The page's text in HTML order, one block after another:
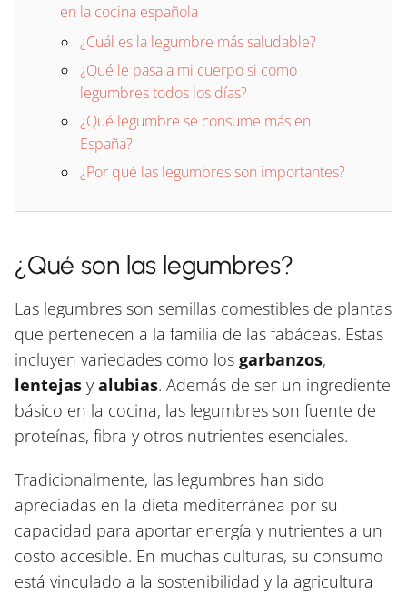
en la cocina española
¿Cuál es la legumbre más saludable?
¿Qué le pasa a mi cuerpo si como
legumbres todos los días?
¿Qué legumbre se consume más en
España?
¿Por qué las legumbres son importantes?
¿Qué son las legumbres?
Las legumbres son semillas comestibles de plantas
que pertenecen a la familia de las fabáceas. Estas
incluyen variedades como los garbanzos,
lentejas yalubias. Además de ser un ingrediente
básico en la cocina, las legumbres son fuente de
proteínas, fibra y otros nutrientes esenciales.
Tradicionalmente, las legumbres han sido
apreciadas en la dieta mediterránea por su
capacidad para aportar energía y nutrientes a un
costo accesible. En muchas culturas, su consumo
está vinculado a la sostenibilidad y la agricultura